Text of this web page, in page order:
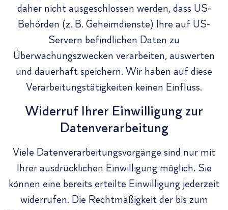
daher nicht ausgeschlossen werden, dass US-
Behörden (z. B. Geheimdienste) Ihre auf US-
Servern befindlichen Daten zu
Überwachungszwecken verarbeiten, auswerten
und dauerhaft speichern. Wir haben auf diese
Verarbeitungstätigkeiten keinen Einfluss.
Widerruf Ihrer Einwilligung zur
Datenverarbeitung
Viele Datenverarbeitungsvorgänge sind nur mit
Ihrer ausdrücklichen Einwilligung möglich. Sie
können eine bereits erteilte Einwilligung jederzeit
widerrufen. Die Rechtmäßigkeit der bis zum